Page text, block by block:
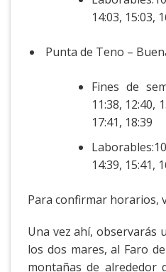
14:03, 15:03,
Punta de Teno –
Fines de
11:38, 12:40,
17:41, 18:39
14:39, 15:41,
Para confirmar horarios,
Una vez ahí, observarás
los dos mares, al Faro
montañas de alrededor